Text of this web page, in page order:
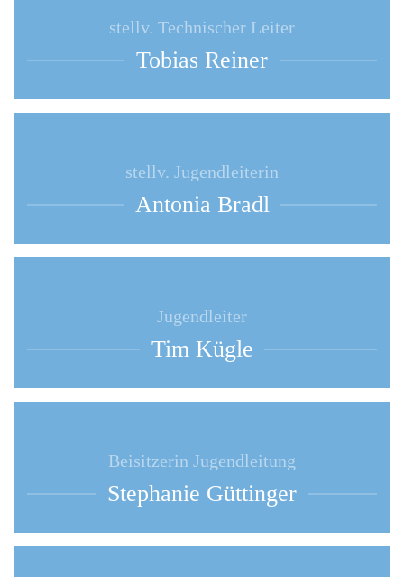
stellv. Technischer Leiter
Tobias Reiner
stellv. Jugendleiterin
Antonia Bradl
Jugendleiter
Tim Kügle
Beisitzerin Jugendleitung
Stephanie Güttinger